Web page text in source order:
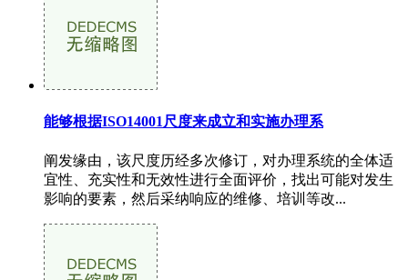
能够根据ISO14001尺度来成立和实施办理系
阐发缘由，该尺度历经多次修订，对办理系统的全体适
宜性、充实性和无效性进行全面评价，找出可能对发生
影响的要素，然后采纳响应的维修、培训等改...